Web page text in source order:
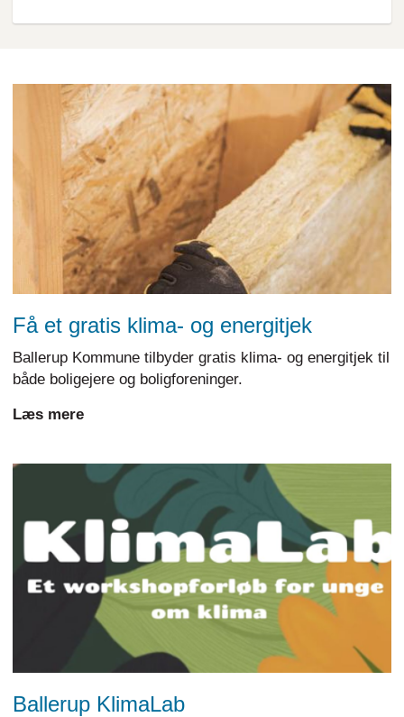
Få et gratis klima- og energitjek
Ballerup Kommune tilbyder gratis klima- og energitjek til
både boligejere og boligforeninger.
Læs mere
Ballerup KlimaLab